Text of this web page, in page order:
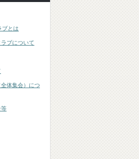
ブとは
ブについて
体集会）につ
等